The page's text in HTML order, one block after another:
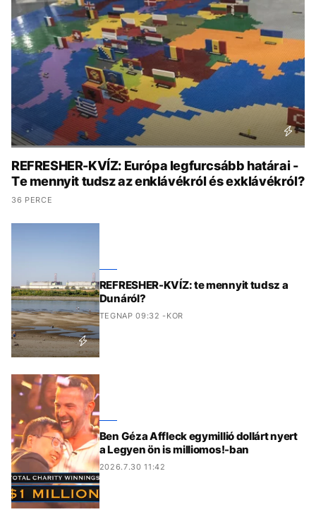
KÖZÉLET UTAZÁS
ÉLETMÓD DESIGN
BESZÉLGETÉSEK ARCOK
VIDEÓ TÖRTÉNETEK
GASZTRO
REFRESHER-KVÍZ: Európa legfurcsább határai -
Te mennyit tudsz az enklávékról és exklávékról?
36 PERCE
REFRESHER-KVÍZ: te mennyit tudsz a
Dunáról?
TEGNAP 09:32 -KOR
Ben Géza Affleck egymillió dollárt nyert
a Legyen ön is milliomos!-ban
2026.7.30 11:42